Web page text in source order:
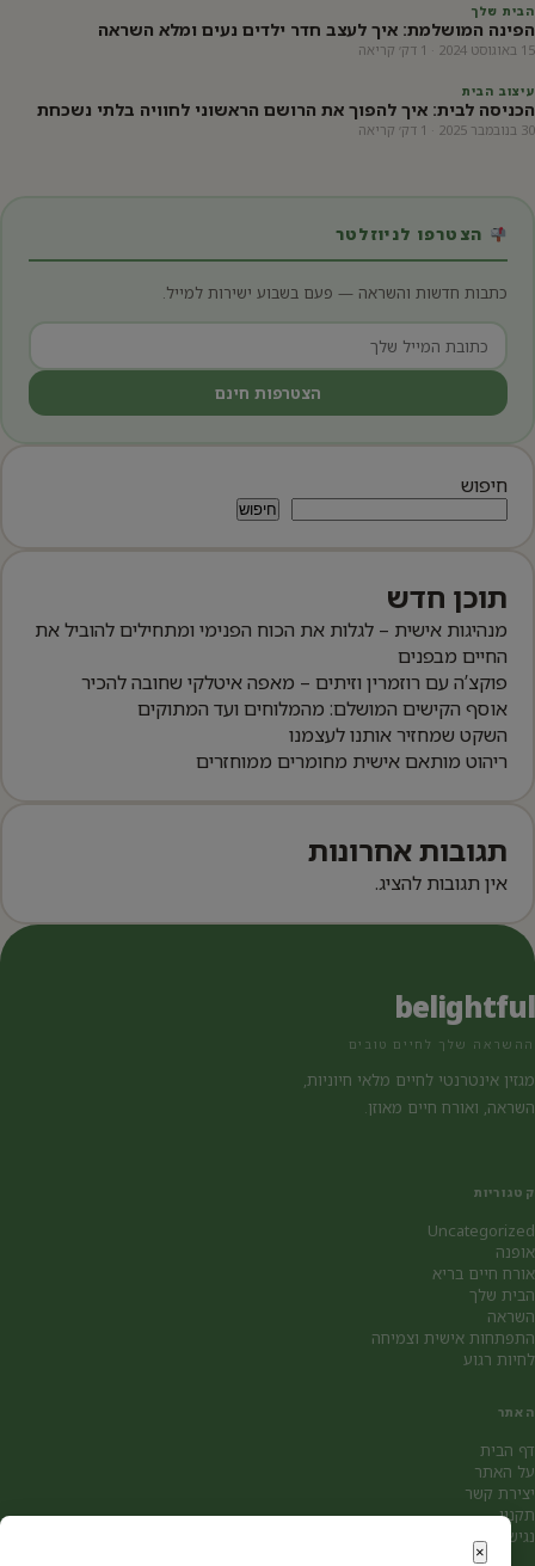
הבית שלך
הפינה המושלמת: איך לעצב חדר ילדים נעים ומלא השראה
15 באוגוסט 2024 · 1 דק׳ קריאה
עיצוב הבית
הכניסה לבית: איך להפוך את הרושם הראשוני לחוויה בלתי נשכחת
30 בנובמבר 2025 · 1 דק׳ קריאה
הצטרפו לניוזלטר
כתבות חדשות והשראה — פעם בשבוע ישירות למייל.
הצטרפות חינם
חיפוש
חיפוש
תוכן חדש
מנהיגות אישית – לגלות את הכוח הפנימי ומתחילים להוביל את
החיים מבפנים
פוקצ’ה עם רוזמרין וזיתים – מאפה איטלקי שחובה להכיר
אוסף הקישים המושלם: מהמלוחים ועד המתוקים
השקט שמחזיר אותנו לעצמנו
ריהוט מותאם אישית מחומרים ממוחזרים
תגובות אחרונות
אין תגובות להציג.
belightful
ההשראה שלך לחיים טובים
מגזין אינטרנטי לחיים מלאי חיוניות,
השראה, ואורח חיים מאוזן.
קטגוריות
Uncategorized
אופנה
אורח חיים בריא
הבית שלך
השראה
התפתחות אישית וצמיחה
לחיות רגוע
האתר
דף הבית
על האתר
יצירת קשר
תקנון
נגישות
×